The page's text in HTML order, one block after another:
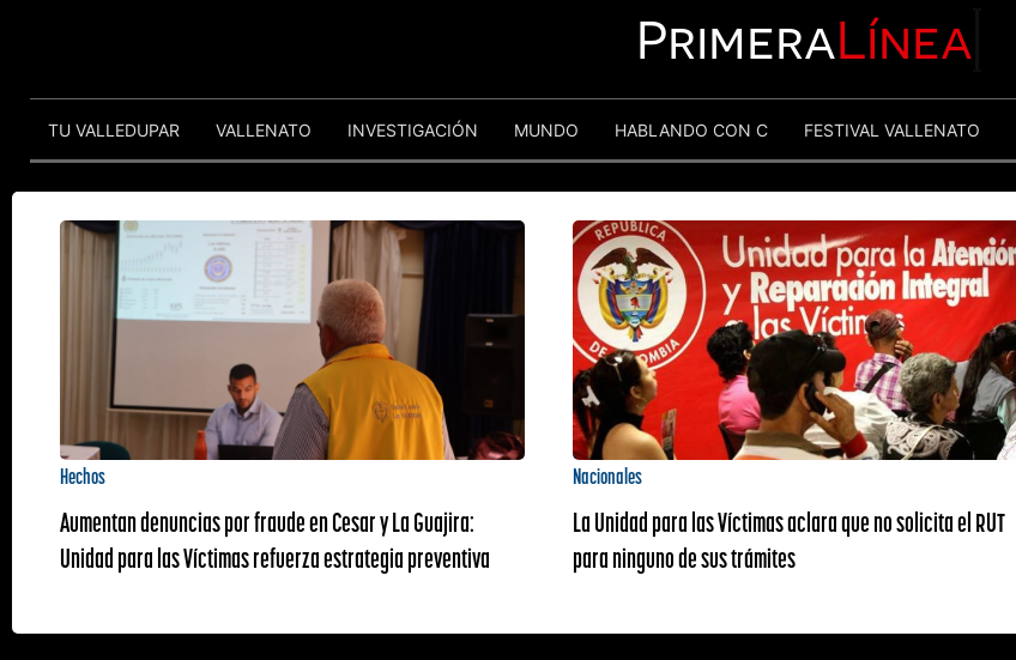
PrimeraLínea
TU VALLEDUPAR VALLENATO INVESTIGACIÓN MUNDO HABLANDO CON C FESTIVAL VALLENATO
Hechos
Aumentan denuncias por fraude en Cesar y La Guajira:
Unidad para las Víctimas refuerza estrategia preventiva
Nacionales
La Unidad para las Víctimas aclara que no solicita el RUT
para ninguno de sus trámites